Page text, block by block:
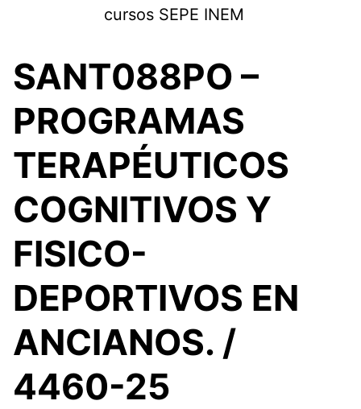
cursos SEPE INEM
SANT088PO –
PROGRAMAS
TERAPÉUTICOS
COGNITIVOS Y
FISICO-
DEPORTIVOS EN
ANCIANOS. /
4460-25